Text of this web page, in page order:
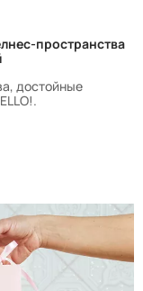
пространства
достойные